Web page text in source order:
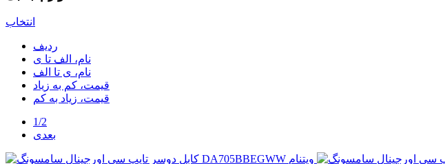
انتخاب
ردیف
نام، الف تا ی
نام، ی تا الف
قیمت، کم به زیاد
قیمت، زیاد به کم
1/2
بعدی